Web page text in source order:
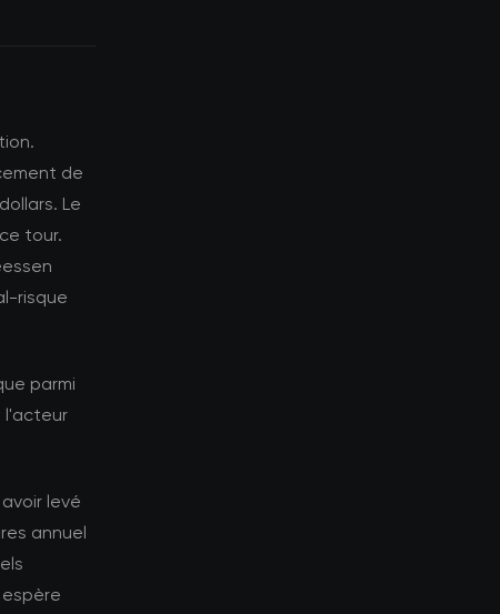
de
Le
tour.
risque
parmi
l'acteur
levé
annuel